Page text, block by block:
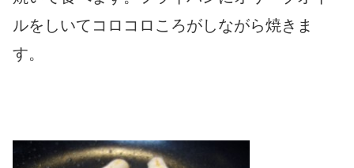
ルをしいてコロコロころがしながら焼きま
す。